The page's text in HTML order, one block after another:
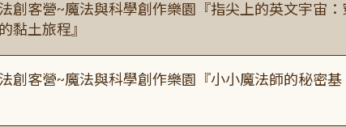
創客營~魔法與科學創作樂園『指尖上的英文宇宙：
黏土旅程』
創客營~魔法與科學創作樂園『小小魔法師的秘密基